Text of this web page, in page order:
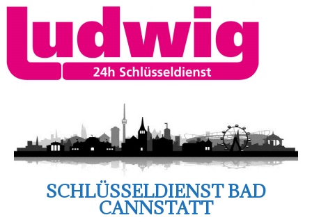
SCHLÜSSELDIENST BAD
CANNSTATT